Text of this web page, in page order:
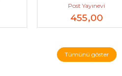
Post Yayınevi
455,00
Tümünü göster